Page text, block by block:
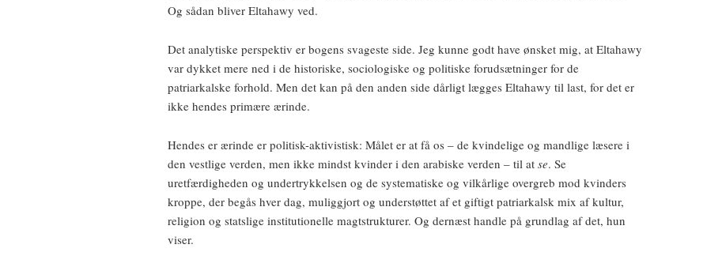
Og sådan bliver Eltahawy ved.
Det analytiske perspektiv er bogens svageste side. Jeg kunne godt have ønsket mig, at Eltahawy
var dykket mere ned i de historiske, sociologiske og politiske forudsætninger for de
patriarkalske forhold. Men det kan på den anden side dårligt lægges Eltahawy til last, for det er
ikke hendes primære ærinde.
Hendes er ærinde er politisk-aktivistisk: Målet er at få os – de kvindelige og mandlige læsere i
den vestlige verden, men ikke mindst kvinder i den arabiske verden – til at se. Se
uretfærdigheden og undertrykkelsen og de systematiske og vilkårlige overgreb mod kvinders
kroppe, der begås hver dag, muliggjort og understøttet af et giftigt patriarkalsk mix af kultur,
religion og statslige institutionelle magtstrukturer. Og dernæst handle på grundlag af det, hun
viser.